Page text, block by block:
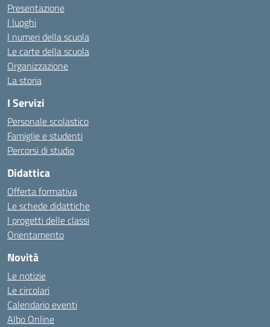
Presentazione
I luoghi
I numeri della scuola
Le carte della scuola
Organizzazione
La storia
I Servizi
Personale scolastico
Famiglie e studenti
Percorsi di studio
Didattica
Offerta formativa
Le schede didattiche
I progetti delle classi
Orientamento
Novità
Le notizie
Le circolari
Calendario eventi
Albo Online